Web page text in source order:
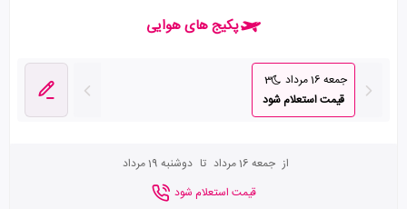
پکیج های هوایی
جمعه 16 مرداد
3
قیمت استعلام شود
از جمعه 16 مرداد تا دوشنبه 19 مرداد
قیمت استعلام شود